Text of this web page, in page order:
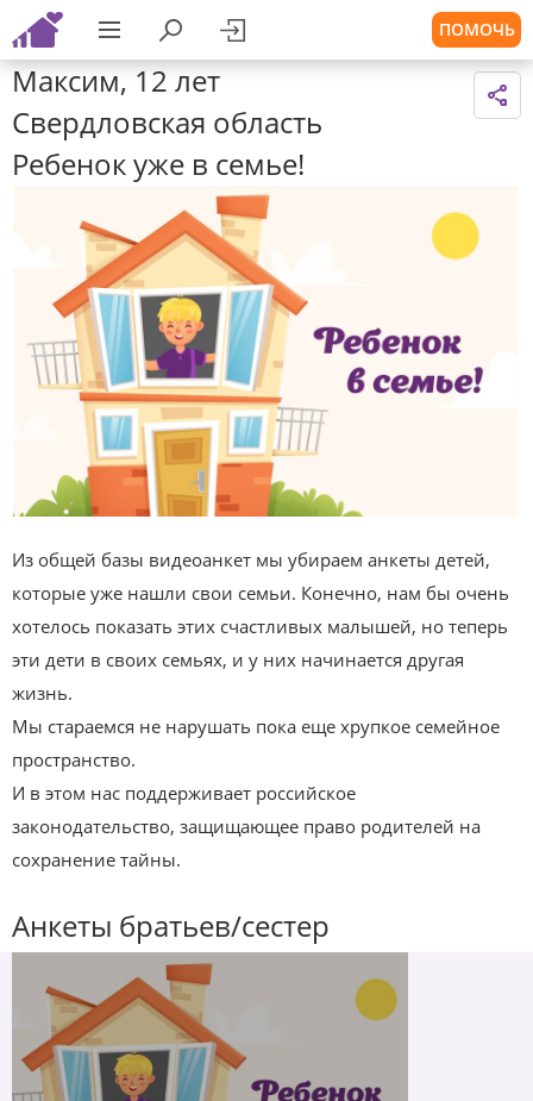
ПОМОЧЬ
Максим, 12 лет
Свердловская область
Ребенок уже в семье!
Из общей базы видеоанкет мы убираем анкеты детей,
которые уже нашли свои семьи. Конечно, нам бы очень
хотелось показать этих счастливых малышей, но теперь
эти дети в своих семьях, и у них начинается другая
жизнь.
Мы стараемся не нарушать пока еще хрупкое семейное
пространство.
И в этом нас поддерживает российское
законодательство, защищающее право родителей на
сохранение тайны.
Анкеты братьев/сестер